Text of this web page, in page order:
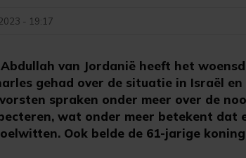
van Jordanië heeft het
gehad over de situatie in Israël
spraken onder meer over de
wat onder meer betekent dat
Ook belde de 61-jarige
- 19:17